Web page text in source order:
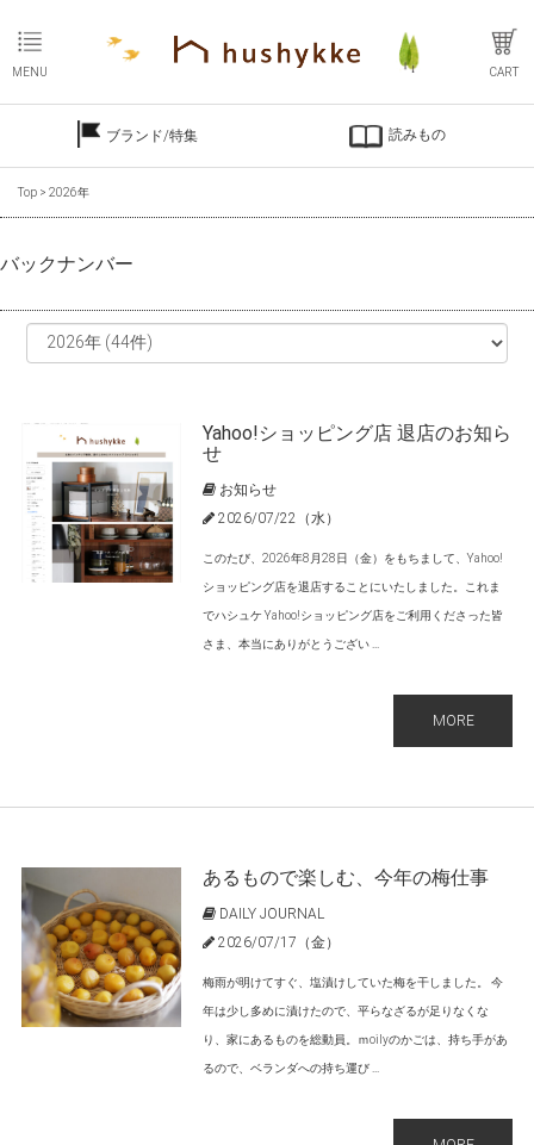
MENU CART
ブランド/特集 読みもの
Top > 2026年
バックナンバー
Yahoo!ショッピング店 退店のお知ら
せ
お知らせ
2026/07/22（水）
このたび、2026年8月28日（金）をもちまして、Yahoo!
ショッピング店を退店することにいたしました。これま
でハシュケ Yahoo!ショッピング店をご利用くださった皆
さま、本当にありがとうござい ...
MORE
あるもので楽しむ、今年の梅仕事
DAILY JOURNAL
2026/07/17（金）
梅雨が明けてすぐ、塩漬けしていた梅を干しました。 今
年は少し多めに漬けたので、平らなざるが足りなくな
り、家にあるものを総動員。ｍoilyのかごは、持ち手があ
るので、ベランダへの持ち運び ...